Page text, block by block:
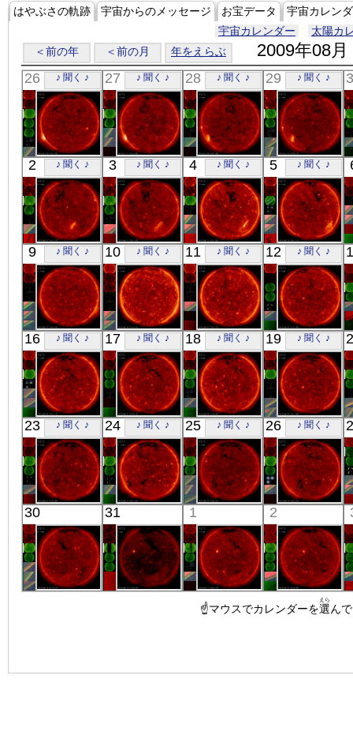
はやぶさの軌跡 宇宙からのメッセージ お宝データ
宇宙カレン
宇宙カレンダー
太陽カ
＜前の年
＜前の月 年をえらぶ 2009年08月
26 ♪ 聞く ♪
「ひので」
06:03:09
X線
27 ♪ 聞く ♪
「ひので」
06:33:08
X線
28 ♪ 聞く ♪
「ひので」
06:01:39
X線
29 ♪ 聞く ♪
「ひので」
06:08:37
X線
2 ♪ 聞く ♪
「ひので」
05:51:37
X線
3 ♪ 聞く ♪
「ひので」
06:03:06
X線
4 ♪ 聞く ♪
「ひので」
06:33:08
X線
5 ♪ 聞く ♪
「ひので」
06:03:07
X線
9 ♪ 聞く ♪
「ひので」
06:21:09
X線
10 ♪ 聞く ♪
「ひので」
05:55:06
X線
11 ♪ 聞く ♪
「ひので」
06:03:06
X線
12 ♪ 聞く ♪
「ひので」
05:31:38
X線
16 ♪ 聞く ♪
「ひので」
06:03:07
X線
17 ♪ 聞く ♪
「ひので」
06:25:07
X線
18 ♪ 聞く ♪
「ひので」
05:58:36
X線
19 ♪ 聞く ♪
「ひので」
06:03:08
X線
23 ♪ 聞く ♪
X線
24 ♪ 聞く ♪
X線
25 ♪ 聞く ♪
X線
26 ♪ 聞く ♪
X線
30 31 1
06:03:07
2
「ひので」
06:32:08
☝マウスでカレンダーを選
えら
ん